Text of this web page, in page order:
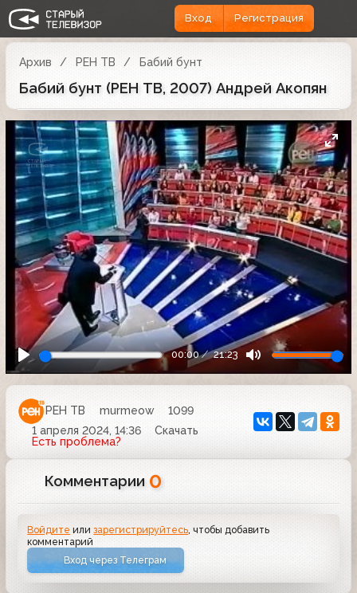
Вход Регистрация
Архив РЕН ТВ Бабий бунт
Бабий бунт (РЕН ТВ, 2007) Андрей Акопян
00:00 21:23
РЕН ТВ murmeow
1099
1 апреля 2024, 14:36
Скачать
Есть проблема?
Комментарии 0
Войдите илизарегистрируйтесь , чтобы добавить
комментарий
Вход через Телеграм